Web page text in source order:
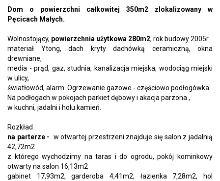
Dom o powierzchni całkowitej 350m2 zlokalizowany w
Pęcicach Małych.
Wolnostojący, powierzchnia użytkowa 280m2, rok budowy 2005r
materiał Ytong, dach kryty dachówką ceramiczną, okna
drewniane,
media - prąd, gaz, studnia, kanalizacja miejska, wodociąg miejski
w ulicy,
światłowód, alarm. Ogrzewanie gazowe - częściowo podłogówka.
Na podłogach w pokojach parkiet dębowy i akacja parzona ,
w kuchni, jadalni i holu kamień.
Rozkład :
na parterze - w otwartej przestrzeni znajduje się salon z jadalnią
42,72m2
z którego wychodzimy na taras i do ogrodu, pokój kominkowy
otwarty na salon 16,13m2
gabinet 17,93m2, garderoba 4,41m2, łazienka 7,28m2, hol